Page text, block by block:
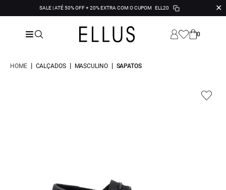
SALE | ATÉ 50% OFF + 20% EXTRA COM O CUPOM ELL20 ✕
0
HOME | CALÇADOS | MASCULINO | SAPATOS